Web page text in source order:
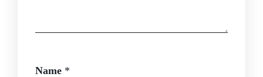
Name *